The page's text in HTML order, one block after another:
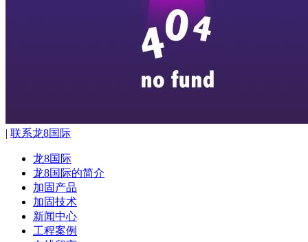
| 联系龙8国际
龙8国际
龙8国际的简介
加固产品
加固技术
新闻中心
工程案例